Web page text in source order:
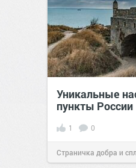
Уникальные
пункты России
1 0
Страничка добра и